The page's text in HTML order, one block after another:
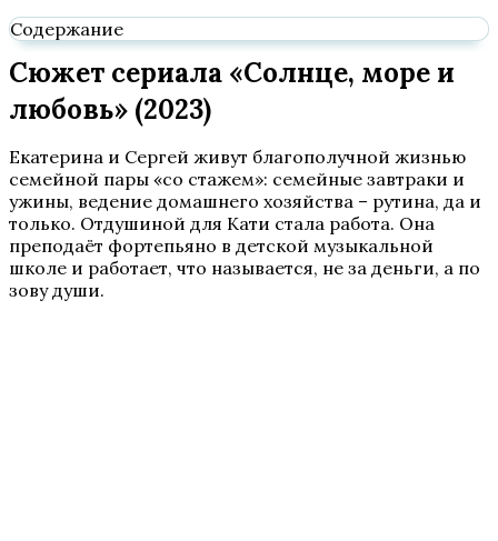
Содержание
Сюжет сериала «Солнце, море и
любовь» (2023)
Екатерина и Сергей живут благополучной жизнью
семейной пары «со стажем»: семейные завтраки и
ужины, ведение домашнего хозяйства – рутина, да и
только. Отдушиной для Кати стала работа. Она
преподаёт фортепьяно в детской музыкальной
школе и работает, что называется, не за деньги, а по
зову души.